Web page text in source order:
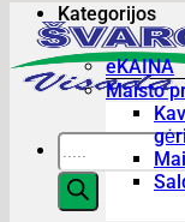
Products
search
Kategorijos
eKAINA
Maisto